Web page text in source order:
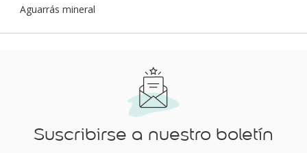
Aguarrás mineral
Suscribirse a nuestro boletín